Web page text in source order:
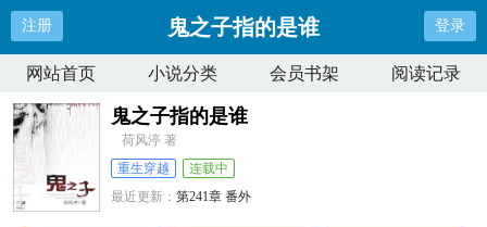
注册 鬼之子指的是谁 登录
网站首页 小说分类 会员书架 阅读记录
鬼之子指的是谁
荷风渟 著
重生穿越
连载中
最近更新：第241章 番外